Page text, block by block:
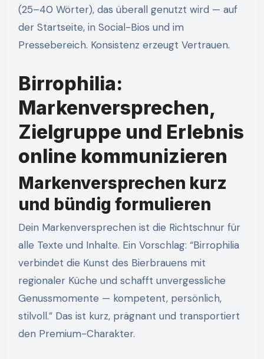
(25–40 Wörter), das überall genutzt wird — auf
der Startseite, in Social-Bios und im
Pressebereich. Konsistenz erzeugt Vertrauen.
Birrophilia:
Markenversprechen,
Zielgruppe und Erlebnis
online kommunizieren
Markenversprechen kurz
und bündig formulieren
Dein Markenversprechen ist die Richtschnur für
alle Texte und Inhalte. Ein Vorschlag: “Birrophilia
verbindet die Kunst des Bierbrauens mit
regionaler Küche und schafft unvergessliche
Genussmomente — kompetent, persönlich,
stilvoll.” Das ist kurz, prägnant und transportiert
den Premium-Charakter.